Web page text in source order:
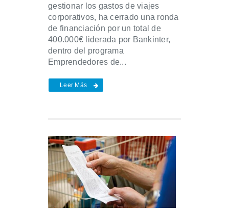
gestionar los gastos de viajes
corporativos, ha cerrado una ronda
de financiación por un total de
400.000€ liderada por Bankinter,
dentro del programa
Emprendedores de...
Leer Más